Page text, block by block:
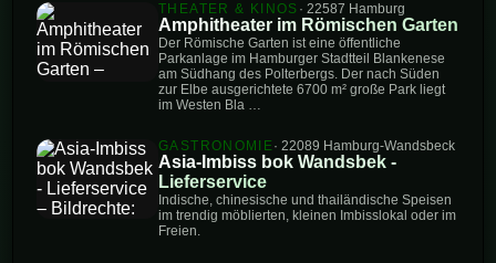
THEATER & KINOS · 22587 Hamburg
Amphitheater im Römischen Garten
Der Römische Garten ist eine öffentliche
Parkanlage im Hamburger Stadtteil Blankenese
am Südhang des Polterbergs. Der nach Süden
zur Elbe ausgerichtete 6700 m² große Park liegt
im Westen Bla …
GASTRONOMIE · 22089 Hamburg-Wandsbeck
Asia-Imbiss bok Wandsbek -
Lieferservice
Indische, chinesische und thailändische Speisen
im trendig möblierten, kleinen Imbisslokal oder im
Freien.